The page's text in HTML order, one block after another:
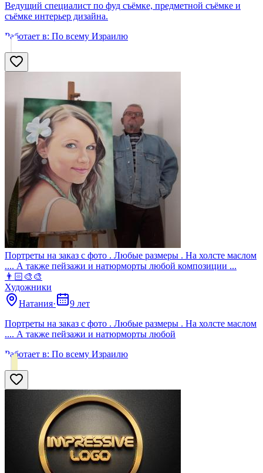
Ведущий специалист по фуд съёмке, предметной съёмке и
съёмке интерьер дизайна.
Работает в: По всему Израилю
Портреты на заказ с фото . Любые размеры . На холсте маслом
.... А также пейзажи и натюрморты любой композиции ...
👨🏻‍🎨🎨
Художники
Натания·
9 лет
Портреты на заказ с фото . Любые размеры . На холсте маслом
.... А также пейзажи и натюрморты любой
Работает в: По всему Израилю